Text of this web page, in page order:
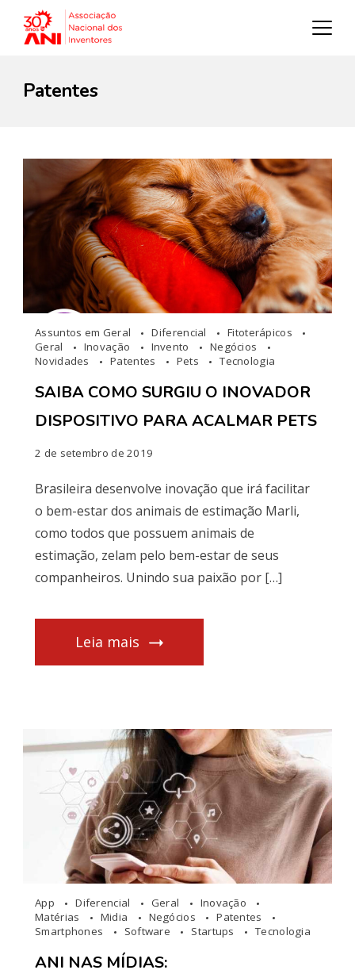
Patentes
Assuntos em Geral Diferencial
Fitoterápicos
Geral
Inovação Invento
Negócios
Novidades
Patentes Pets Tecnologia
SAIBA COMO SURGIU O INOVADOR
DISPOSITIVO PARA ACALMAR PETS
2 de setembro de 2019
Brasileira desenvolve inovação que irá facilitar
o bem-estar dos animais de estimação Marli,
como todos que possuem animais de
estimação, zelam pelo bem-estar de seus
companheiros. Unindo sua paixão por […]
Leia mais
App Diferencial Geral
Inovação
Matérias
Midia Negócios
Patentes
Smartphones
Software Startups Tecnologia
ANI NAS MÍDIAS: